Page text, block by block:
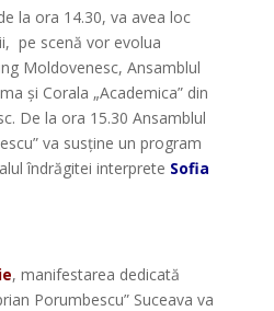
la ora 14.30, va avea loc
pe scenă vor evolua
Moldovenesc, Ansamblul
și Corala „Academica” din
De la ora 15.30 Ansamblul
va susține un program
îndrăgitei interprete Sofia
, manifestarea dedicată
Porumbescu” Suceava va